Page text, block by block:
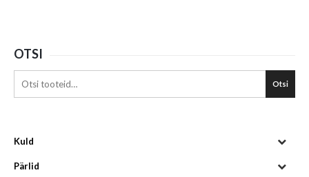
OTSI
Otsi
Kuld
Pärlid